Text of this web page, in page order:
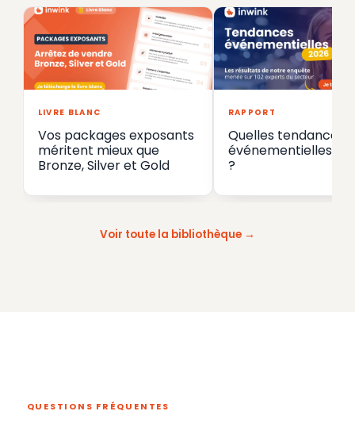
LIVRE BLANC
Vos packages exposants
méritent mieux que
Bronze, Silver et Gold
RAPPORT
Quelles tendances
événementielles en
?
Voir toute la bibliothèque
QUESTIONS FRÉQUENTES